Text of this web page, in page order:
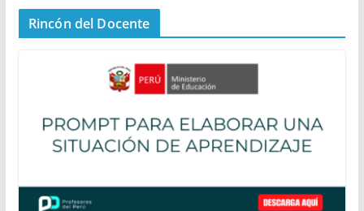
n
a
Rincón del Docente